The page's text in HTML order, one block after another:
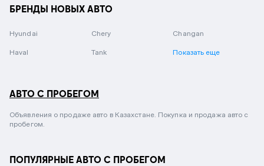
БРЕНДЫ НОВЫХ АВТО
Hyundai Chery Changan
Haval Tank Показать еще
АВТО С ПРОБЕГОМ
Объявления о продаже авто в Казахстане. Покупка и продажа авто с
пробегом.
ПОПУЛЯРНЫЕ АВТО С ПРОБЕГОМ